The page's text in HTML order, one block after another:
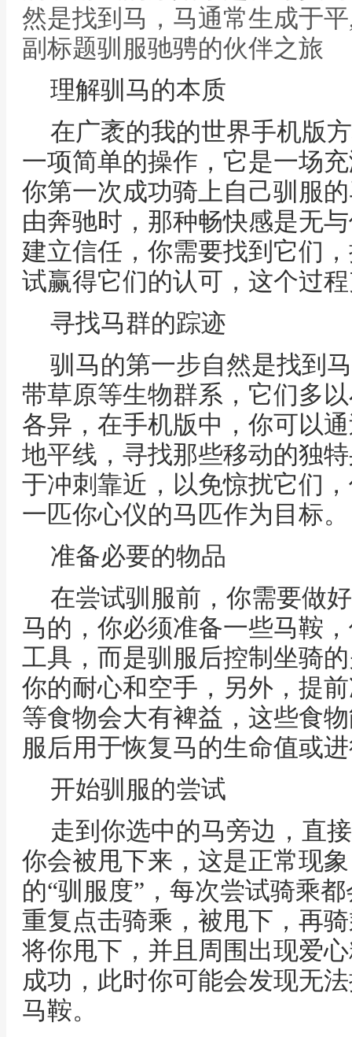
然是找到马，马通常生成于
副标题驯服驰骋的伙伴之旅
理解驯马的本质
在广袤的我的世界手机版
一项简单的操作，它是一场
你第一次成功骑上自己驯服
由奔驰时，那种畅快感是无
建立信任，你需要找到它们
试赢得它们的认可，这个过
寻找马群的踪迹
驯马的第一步自然是找到
带草原等生物群系，它们多
各异，在手机版中，你可以
地平线，寻找那些移动的独
于冲刺靠近，以免惊扰它们
一匹你心仪的马匹作为目标。
准备必要的物品
在尝试驯服前，你需要做
马的，你必须准备一些马鞍
工具，而是驯服后控制坐骑
你的耐心和空手，另外，提
等食物会大有裨益，这些食
服后用于恢复马的生命值或
开始驯服的尝试
走到你选中的马旁边，直
你会被甩下来，这是正常现
的“驯服度”，每次尝试骑乘
重复点击骑乘，被甩下，再
将你甩下，并且周围出现爱
成功，此时你可能会发现无
马鞍。